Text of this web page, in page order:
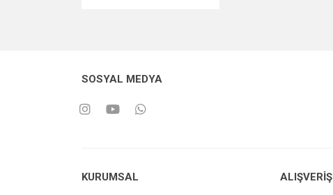
SOSYAL MEDYA
KURUMSAL ALIŞVERİŞ